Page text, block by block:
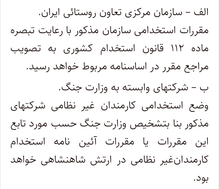
الف – سازمان مرکزی تعاون روستائی ایران.
‌مقررات استخدامی سازمان مذکور با رعایت تبصره
ماده ۱۱۲ قانون استخدام کشوری به تصویب
مراجع مقرر در اساسنامه مربوط خواهد رسید.
ب – شرکتهای وابسته به وزارت جنگ.
‌وضع استخدامی کارمندان غیر نظامی شرکتهای
مذکور بنا بتشخیص وزارت جنگ حسب مورد تابع
این مقررات یا مقررات آئین نامه استخدام
کارمندان‌غیر نظامی در ارتش شاهنشاهی خواهد
بود.